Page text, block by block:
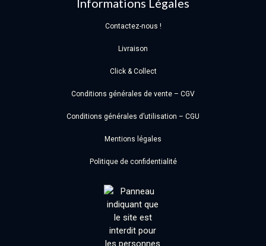
Contactez-nous !
Livraison
Click & Collect
Conditions générales de vente – CGV
Conditions générales d’utilisation – CGU
Mentions légales
Politique de confidentialité